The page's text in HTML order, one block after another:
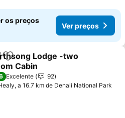
os preços
Ver preços
Adicionar aos favoritos
Lodge -two
Cabin
preços
Excelente
92
a 16.7 km de Denali National Park